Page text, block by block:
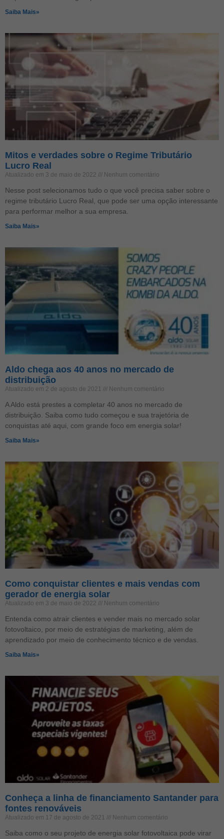
Saiba Mais»
Mitos e verdades sobre o Regime Tributário
Lucro Real
Atualizado em 3 de maio de 2022 Nenhum comentário
Nesse post selecionamos tudo o que você precisa saber sobre o
regime tributário Lucro Real, que pode ser uma opção interessante
para performar melhor a sua empresa.
Saiba Mais»
Aldo chega aos 40 anos no mercado de
distribuição
Atualizado em 2 de agosto de 2021 Nenhum comentário
A Aldo está prestes a completar 40 anos no mercado de
distribuição. Saiba como tudo começou e sua trajetória de
conquistas até aqui, com grande foco em energia solar!
Saiba Mais»
Como conquistar clientes e mais vendas com
gerador de energia solar
Atualizado em 3 de maio de 2022 Nenhum comentário
Entenda como atrair clientes e vender mais no mercado solar
fotovoltaico, por meio de estratégias de marketing, além de
aprendizado por meio de conhecimento técnico e de vendas.
Saiba Mais»
Conheça a linha de financiamento Santander para
fontes renováveis
Atualizado em 17 de agosto de 2021 Nenhum comentário
Saiba como o seu projeto de energia solar fotovoltaica pode virar